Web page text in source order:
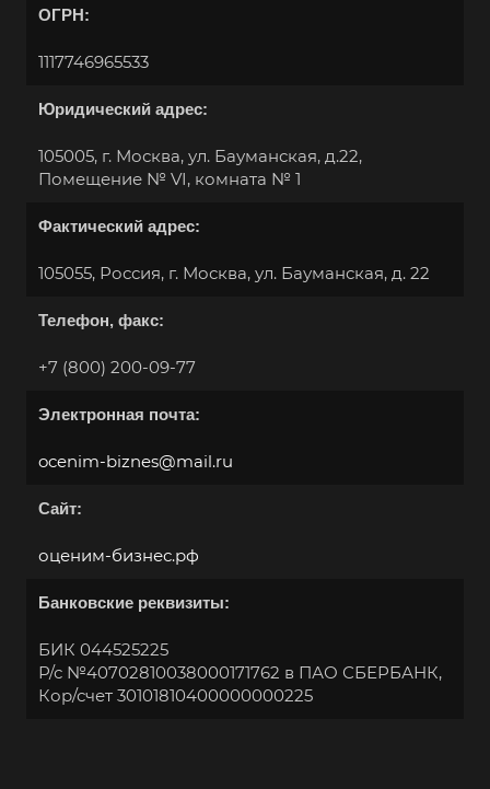
ОГРН:
1117746965533
Юридический адрес:
105005, г. Москва, ул. Бауманская, д.22,
Помещение № VI, комната № 1
Фактический адрес:
105055, Россия, г. Москва, ул. Бауманская, д. 22
Телефон, факс:
+7 (800) 200-09-77
Электронная почта:
ocenim-biznes@mail.ru
Сайт:
оценим-бизнес.рф
Банковские реквизиты:
БИК 044525225
Р/с №40702810038000171762 в ПАО СБЕРБАНК,
Кор/счет 30101810400000000225
Например: Волжск
Абакан
Азов
Аксай
Анапа
Ангарск
Апрелевка
Арамиль
Арзамас
Архангельск